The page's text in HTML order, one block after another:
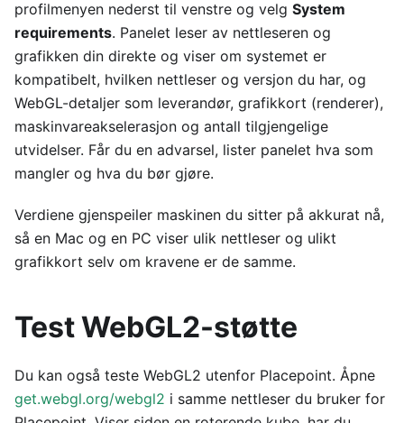
profilmenyen nederst til venstre og velg System
requirements. Panelet leser av nettleseren og
grafikken din direkte og viser om systemet er
kompatibelt, hvilken nettleser og versjon du har, og
WebGL-detaljer som leverandør, grafikkort (renderer),
maskinvareakselerasjon og antall tilgjengelige
utvidelser. Får du en advarsel, lister panelet hva som
mangler og hva du bør gjøre.
Verdiene gjenspeiler maskinen du sitter på akkurat nå,
så en Mac og en PC viser ulik nettleser og ulikt
grafikkort selv om kravene er de samme.
Test WebGL2-støtte
Du kan også teste WebGL2 utenfor Placepoint. Åpne
get.webgl.org/webgl2 i samme nettleser du bruker for